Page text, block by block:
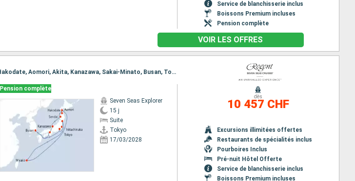
Service de blanchisserie inclus
Boissons Premium incluses
Pension complète
VOIR LES OFFRES
Itinéraire : Tokyo, hittachinaka, Sendai, Miyako, Hakodate, Aomori, Akita, Kanazawa, Sakai-Minato, Busan, Tokyo
Pension complète
Seven Seas Explorer
15 j
Suite
Tokyo
17/03/2028
dès
10 457 CHF
Excursions illimitées offertes
Restaurants de spécialités inclus
Pourboires Inclus
Pré-nuit Hôtel Offerte
Service de blanchisserie inclus
Boissons Premium incluses